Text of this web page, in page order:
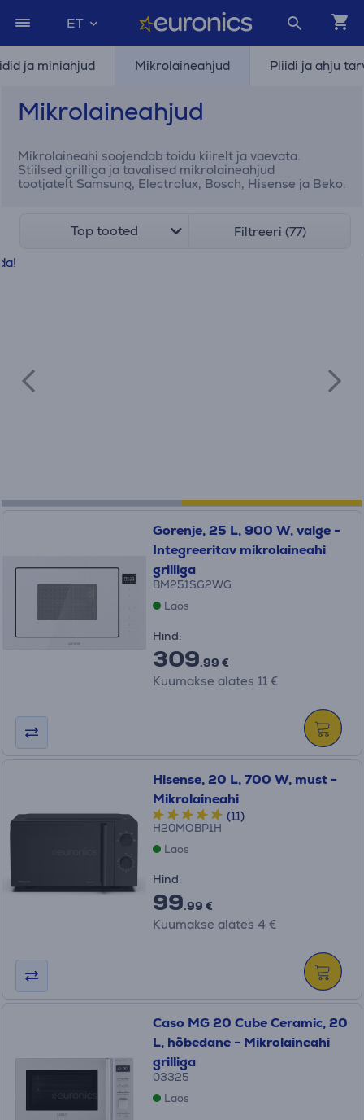
ET
ja miniahjud Mikrolaineahjud Pliidi ja ahju
Mikrolaineahjud
Mikrolaineahi soojendab toidu kiirelt ja vaevata.
Stiilsed grilliga ja tavalised mikrolaineahjud
tootjatelt Samsung, Electrolux, Bosch, Hisense ja Beko.
Top tooted Filtreeri (77)
Gorenje, 25 L, 900 W, valge -
Integreeritav mikrolaineahi
grilliga
BM251SG2WG
Laos
Hind:
309.99 €
Kuumakse alates 11 €
Hisense, 20 L, 700 W, must -
Mikrolaineahi
(11)
H20MOBP1H
Laos
Hind:
99.99 €
Kuumakse alates 4 €
Caso MG 20 Cube Ceramic, 20
L, hõbedane - Mikrolaineahi
grilliga
03325
Laos